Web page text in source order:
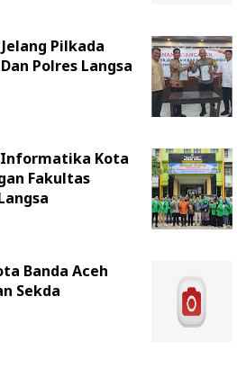
Pilkada
Polres Langsa
Informatika Kota
Fakultas
Banda Aceh
Sekda